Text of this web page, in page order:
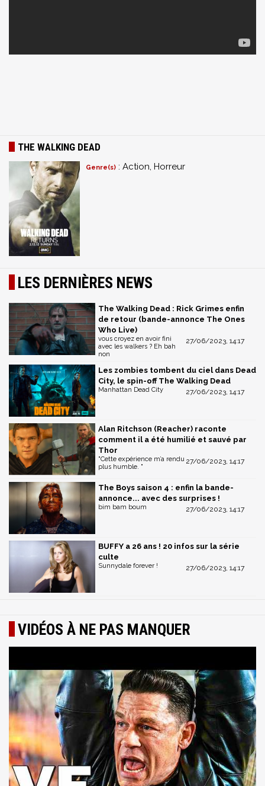
THE WALKING DEAD
Genre(s) : Action, Horreur
LES DERNIÈRES NEWS
The Walking Dead : Rick Grimes enfin
de retour (bande-annonce The Ones
Who Live)
27/06/2023, 14:17
vous croyez en avoir fini
avec les walkers ? Eh bah
non
Les zombies tombent du ciel dans Dead
City, le spin-off The Walking Dead
27/06/2023, 14:17
Manhattan Dead City
Alan Ritchson (Reacher) raconte
comment il a été humilié et sauvé par
Thor
27/06/2023, 14:17
"Cette expérience m’a rendu
plus humble. "
The Boys saison 4 : enfin la bande-
annonce... avec des surprises !
27/06/2023, 14:17
bim bam boum
BUFFY a 26 ans ! 20 infos sur la série
culte
27/06/2023, 14:17
Sunnydale forever !
VIDÉOS À NE PAS MANQUER